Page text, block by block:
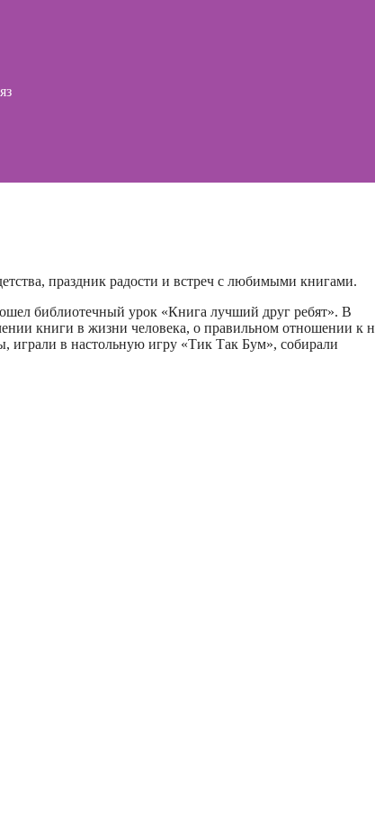
праздник радости и встреч с любимыми книгами.
библиотечный урок «Книга лучший друг ребят». В
книги в жизни человека, о правильном отношении к
играли в настольную игру «Тик Так Бум», собирали